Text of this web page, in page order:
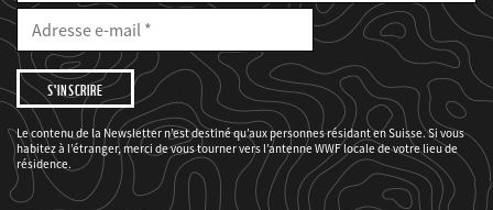
E-
Mail
Adresse
mail
Je
souhaite
être
informé(e)
des
projets
du
WWF.
Le contenu de la Newsletter n’est destiné qu’aux personnes résidant en Suisse. Si vous
habitez à l’étranger, merci de vous tourner vers l’antenne WWF locale de votre lieu de
résidence.